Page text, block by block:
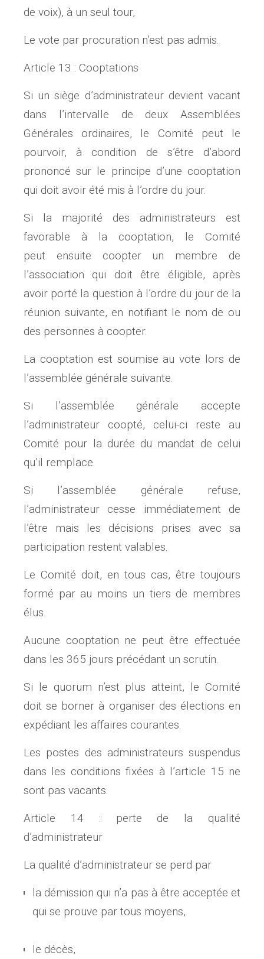
de voix), à un seul tour,
Le vote par procuration n’est pas admis.
Article 13 : Cooptations
Si un siège d’administrateur devient vacant
dans l’intervalle de deux Assemblées
Générales ordinaires, le Comité peut le
pourvoir, à condition de s’être d’abord
prononcé sur le principe d’une cooptation
qui doit avoir été mis à l’ordre du jour.
Si la majorité des administrateurs est
favorable à la cooptation, le Comité
peut ensuite coopter un membre de
l’association qui doit être éligible, après
avoir porté la question à l’ordre du jour de la
réunion suivante, en notifiant le nom de ou
des personnes à coopter.
La cooptation est soumise au vote lors de
l’assemblée générale suivante.
Si l’assemblée générale accepte
l’administrateur coopté, celui-ci reste au
Comité pour la durée du mandat de celui
qu’il remplace.
Si l’assemblée générale refuse,
l’administrateur cesse immédiatement de
l’être mais les décisions prises avec sa
participation restent valables.
Le Comité doit, en tous cas, être toujours
formé par au moins un tiers de membres
élus.
Aucune cooptation ne peut être effectuée
dans les 365 jours précédant un scrutin.
Si le quorum n’est plus atteint, le Comité
doit se borner à organiser des élections en
expédiant les affaires courantes.
Les postes des administrateurs suspendus
dans les conditions fixées à l’article 15 ne
sont pas vacants.
Article 14 : perte de la qualité
d’administrateur
La qualité d’administrateur se perd par
la démission qui n’a pas à être acceptée et
qui se prouve par tous moyens,
le décès,